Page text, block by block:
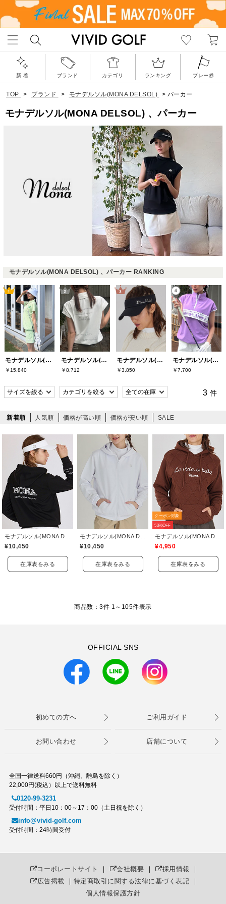
新 着 ブランド カテゴリ ランキング プレー券
TOP > ブランド > モナデルソル(MONA DELSOL) > パーカー
モナデルソル(MONA DELSOL) 、パーカー
モナデルソル(MONA DELSOL) 、パーカー RANKING
モナデルソル(MONA DELSOL)
￥15,840
モナデルソル(MONA DELSOL)
￥8,712
モナデルソル(MONA DELSOL)
￥3,850
モナデルソル(MONA DELSOL)
￥7,700
3 件
新着順 人気順 価格が高い順 価格が安い順 SALE
¥10,450
在庫表をみる
¥10,450
在庫表をみる
クーポン対象
53%OFF
¥4,950
在庫表をみる
商品数：3件 1～ 105件表示
OFFICIAL SNS
初めての方へ ご利用ガイド
お問い合わせ 店舗について
全国一律送料660円（沖縄、離島を除く）
22,000円(税込）以上で送料無料
0120-99-3231
受付時間：平日10：00～17：00（土日祝を除く）
info@vivid-golf.com
受付時間：24時間受付
コーポレートサイト ｜ 会社概要 ｜ 採用情報 ｜
広告掲載 ｜ 特定商取引に関する法律に基づく表記 ｜
個人情報保護方針